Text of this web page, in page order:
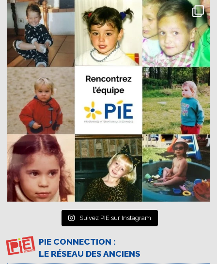
Suivez PIE sur Instagram
PIE CONNECTION :
LE RÉSEAU DES ANCIENS